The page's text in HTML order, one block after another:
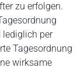
zu erfolgen.
lediglich per
Tagesordnung
wirksame